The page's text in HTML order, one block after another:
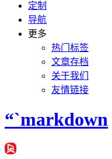
定制
导航
更多
热门标签
文章存档
关于我们
友情链接
“`markdown